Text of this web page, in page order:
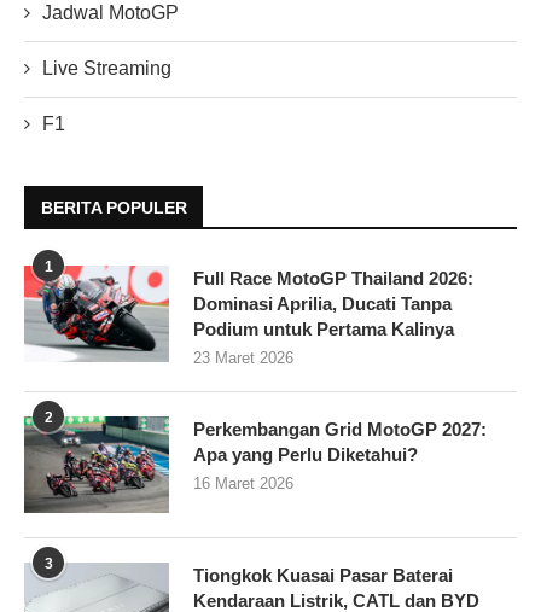
Jadwal MotoGP
Live Streaming
F1
BERITA POPULER
1
Full Race MotoGP Thailand 2026:
Dominasi Aprilia, Ducati Tanpa
Podium untuk Pertama Kalinya
23 Maret 2026
2
Perkembangan Grid MotoGP 2027:
Apa yang Perlu Diketahui?
16 Maret 2026
3
Tiongkok Kuasai Pasar Baterai
Kendaraan Listrik, CATL dan BYD